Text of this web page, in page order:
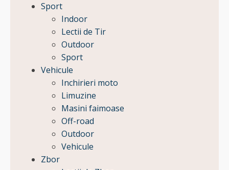
Sport
Indoor
Lectii de Tir
Outdoor
Sport
Vehicule
Inchirieri moto
Limuzine
Masini faimoase
Off-road
Outdoor
Vehicule
Zbor